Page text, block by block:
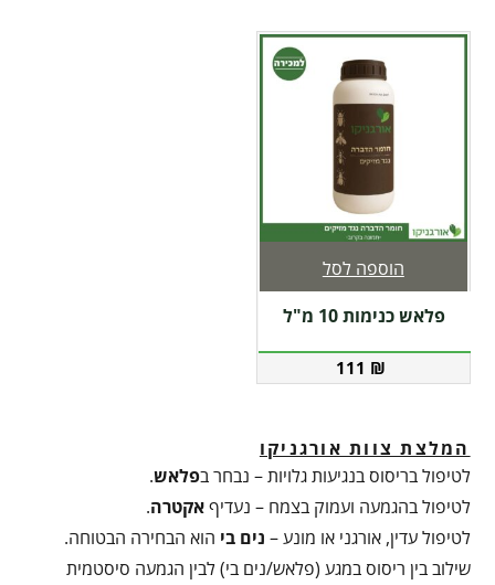
פלאש כנימות 10 מ"ל
111 ₪
הוספה לסל
המלצת צוות אורגניקו
לטיפול בריסוס בנגיעות גלויות – נבחר בפלאש.
לטיפול בהגמעה ועמוק בצמח – נעדיףאקטרה.
לטיפול עדין, אורגני או מונע – נים בי הוא הבחירה הבטוחה.
שילוב בין ריסוס במגע (פלאש/נים בי) לבין הגמעה סיסטמית